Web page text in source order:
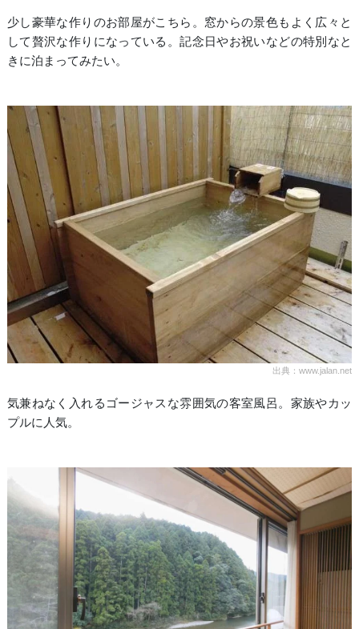
少し豪華な作りのお部屋がこちら。窓からの景色もよく広々と
して贅沢な作りになっている。記念日やお祝いなどの特別なと
きに泊まってみたい。
出典：www.jalan.net
気兼ねなく入れるゴージャスな雰囲気の客室風呂。家族やカッ
プルに人気。